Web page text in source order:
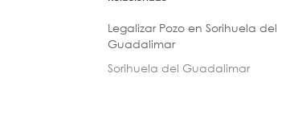
Legalizar Pozo en Sorihuela del
Guadalimar
Sorihuela del Guadalimar